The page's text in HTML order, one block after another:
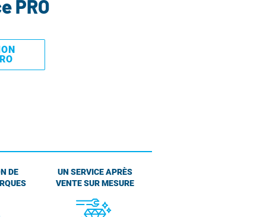
PRO
DE
UN SERVICE APRÈS
VENTE SUR MESURE